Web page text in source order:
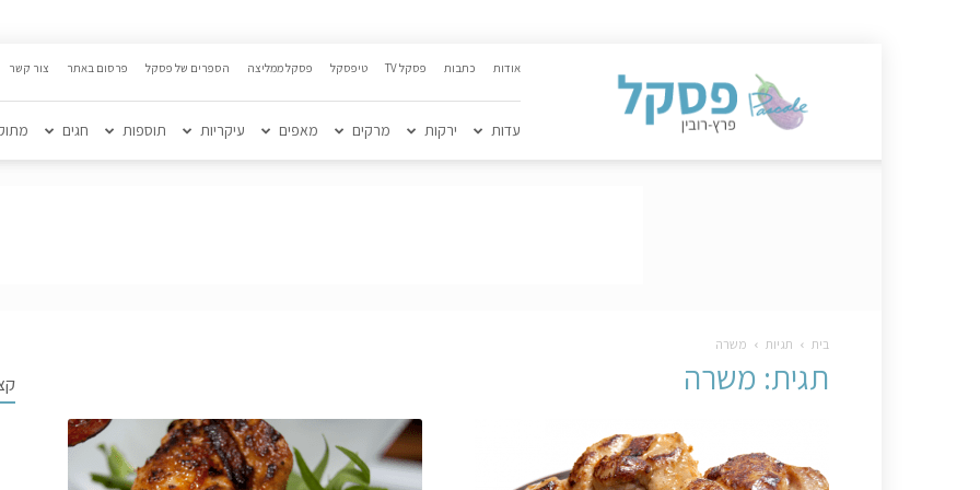
הקולינרי
פסקל
אודות כתבות פסקל TV טיפסקל פסקל ממליצה הספרים של פסקל פרסום באתר צור קשר
עדות ירקות מרקים מאפים עיקריות תוספות חגים
בית תגיות משרה
תגית: משרה